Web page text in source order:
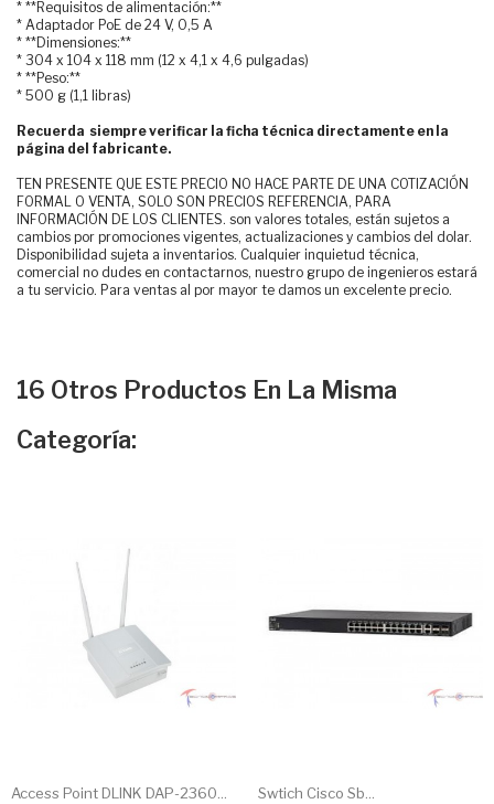
* **Requisitos de alimentación:**
* Adaptador PoE de 24 V, 0,5 A
* **Dimensiones:**
* 304 x 104 x 118 mm (12 x 4,1 x 4,6 pulgadas)
* **Peso:**
* 500 g (1,1 libras)
Recuerda siempre verificar la ficha técnica directamente en la
página del fabricante.
TEN PRESENTE QUE ESTE PRECIO NO HACE PARTE DE UNA COTIZACIÓN
FORMAL O VENTA, SOLO SON PRECIOS REFERENCIA, PARA
INFORMACIÓN DE LOS CLIENTES. son valores totales, están sujetos a
cambios por promociones vigentes, actualizaciones y cambios del dolar.
Disponibilidad sujeta a inventarios. Cualquier inquietud técnica,
comercial no dudes en contactarnos, nuestro grupo de ingenieros estará
a tu servicio. Para ventas al por mayor te damos un excelente precio.
16 Otros Productos En La Misma
Categoría:
Access Point DLINK DAP-2360...
Swtich Cisco Sb...